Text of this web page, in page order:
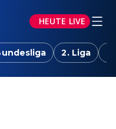
HEUTE LIVE
2. Liga